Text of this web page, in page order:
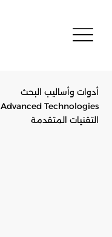
Advanced Technologies
التقنيات المتقدمة
أدوات وأساليب البحث